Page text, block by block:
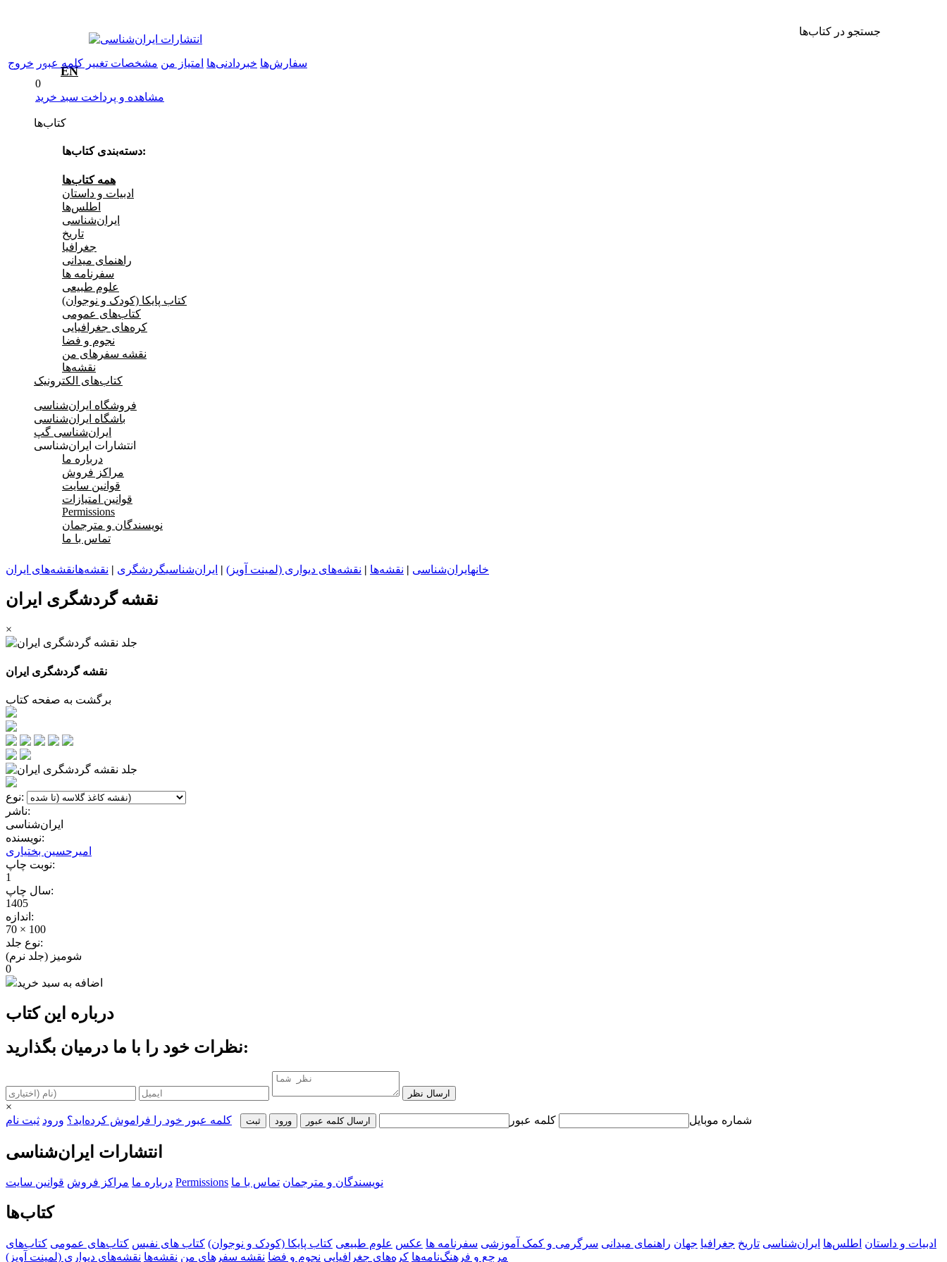
سفارش‌ها خبردادنی‌ها امتیاز من مشخصات تغییر کلمه عبور خروج 0
0
مشاهده و پرداخت سبد خرید
EN
کتاب‌ها
دسته‌بندی کتاب‌ها:
همه کتاب‌ها
ادبیات و داستان
اطلس‌ها
ایران‌شناسی
تاریخ
جغرافیا
راهنمای میدانی
سفرنامه‌ ها
علوم طبیعی
کتاب‌ پایکا (کودک و نوجوان)
کتاب‌های عمومی
کره‌های جغرافیایی
نجوم و فضا
نقشه سفرهای من
نقشه‌ها
کتاب‌های الکترونیک
فروشگاه ایران‌شناسی
باشگاه ایران‌شناسی
ایران‌شناسی گپ
انتشارات ایران‌شناسی
درباره ما
مراکز فروش
قوانین سایت
قوانین امتیازات
Permissions
نویسندگان و مترجمان
تماس با ما
خانهایران‌شناسی | نقشه‌ها | نقشه‌های دیواری (لمینت آویز) | ایران‌شناسیگردشگری | نقشه‌هانقشه‌های ایران
نقشه گردشگری ایران
×
نقشه گردشگری ایران
برگشت به صفحه کتاب
نوع:
ناشر:
ایران‌شناسی
نویسنده:
امیرحسین بختیاری
نوبت چاپ:
1
سال چاپ:
1405
اندازه:
70 × 100
نوع جلد:
شومیز (جلد نرم)
0
اضافه به سبد خرید
درباره این کتاب
نظرات خود را با ما درمیان بگذارید:
ارسال نظر
×
شماره موبایل
کلمه عبور ارسال کلمه عبور ورود ثبت‌ کلمه عبور خود را فراموش کرده‌اید؟ ورود ثبت نام
انتشارات ایران‌شناسی
درباره ما مراکز فروش قوانین سایت Permissions نویسندگان و مترجمان تماس با ما
کتاب‌ها
ادبیات و داستان اطلس‌ها ایران‌شناسی تاریخ جغرافیا جهان راهنمای میدانی سرگرمی و کمک آموزشی سفرنامه‌ ها عکس علوم طبیعی کتاب‌ پایکا (کودک و نوجوان) کتاب های نفیس کتاب‌های عمومی کتاب‌های
مرجع و فرهنگ‌نامه‌ها کره‌های جغرافیایی نجوم و فضا نقشه سفرهای من نقشه‌ها نقشه‌های دیواری (لمینت آویز)